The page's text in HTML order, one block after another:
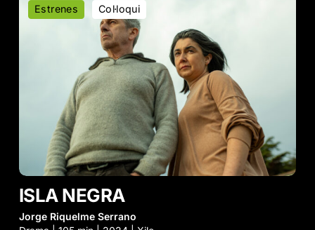
Negra
Col·loqui
Estrenes
ISLA NEGRA
Jorge Riquelme Serrano